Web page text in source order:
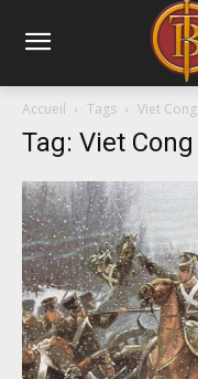
Accueil Tags Viet Cong
Tag: Viet Cong